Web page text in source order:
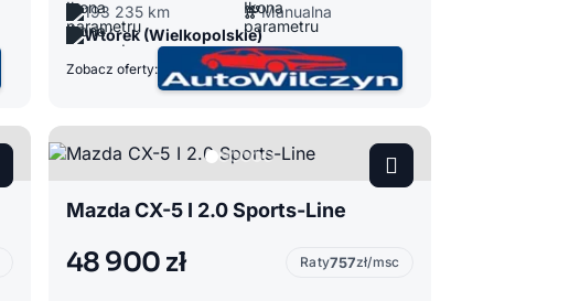
193 235 km
Manualna
Wtórek (Wielkopolskie)
Zobacz oferty:
Mazda CX-5 I 2.0 Sports-Line
48 900 zł Raty757zł/msc